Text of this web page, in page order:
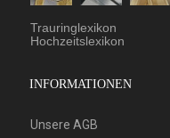
Trauringlexikon
Hochzeitslexikon
INFORMATIONEN
Unsere AGB